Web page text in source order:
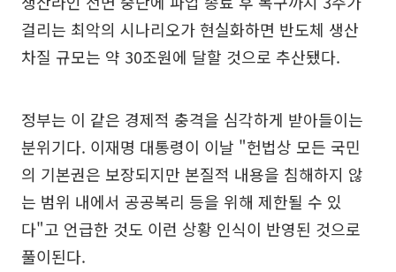
걸리는 최악의 시나리오가 현실화하면 반도체 생산
차질 규모는 약 30조원에 달할 것으로 추산됐다.
정부는 이 같은 경제적 충격을 심각하게 받아들이는
분위기다. 이재명 대통령이 이날 "헌법상 모든 국민
의 기본권은 보장되지만 본질적 내용을 침해하지 않
는 범위 내에서 공공복리 등을 위해 제한될 수 있
다"고 언급한 것도 이런 상황 인식이 반영된 것으로
풀이된다.